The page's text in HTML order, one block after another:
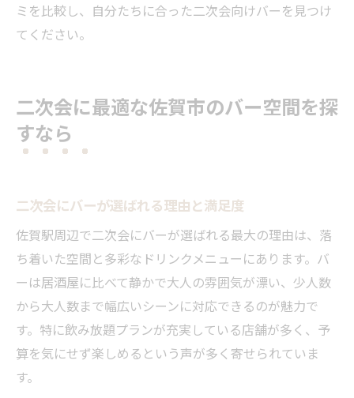
ミを比較し、自分たちに合った二次会向けバーを見つけ
てください。
二次会に最適な佐賀市のバー空間を探
すなら
二次会にバーが選ばれる理由と満足度
佐賀駅周辺で二次会にバーが選ばれる最大の理由は、落
ち着いた空間と多彩なドリンクメニューにあります。バ
ーは居酒屋に比べて静かで大人の雰囲気が漂い、少人数
から大人数まで幅広いシーンに対応できるのが魅力で
す。特に飲み放題プランが充実している店舗が多く、予
算を気にせず楽しめるという声が多く寄せられていま
す。